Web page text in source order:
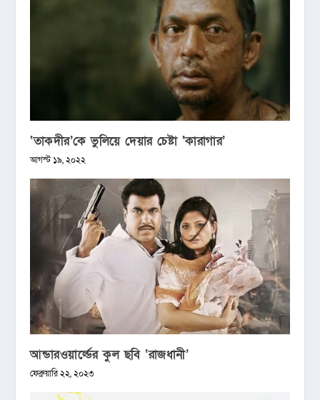
‘তাকদীর’কে ভুলিয়ে দেয়ার চেষ্টা ‘কারাগার’
আগস্ট ১৯, ২০২২
আন্ডারওয়ার্ল্ডের কুল ছবি ‘রাজধানী’
ফেব্রুয়ারি ২২, ২০২৩